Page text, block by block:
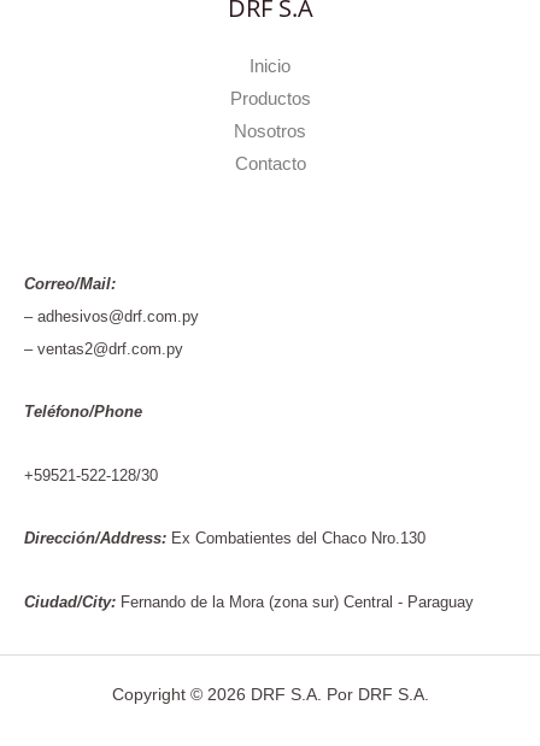
DRF S.A
Inicio
Productos
Nosotros
Contacto
Correo/Mail:
– adhesivos@drf.com.py
– ventas2@drf.com.py
Teléfono/Phone
+59521-522-128/30
Dirección/Address: Ex Combatientes del Chaco Nro.130
Ciudad/City: Fernando de la Mora (zona sur) Central - Paraguay
Copyright © 2026 DRF S.A. Por DRF S.A.